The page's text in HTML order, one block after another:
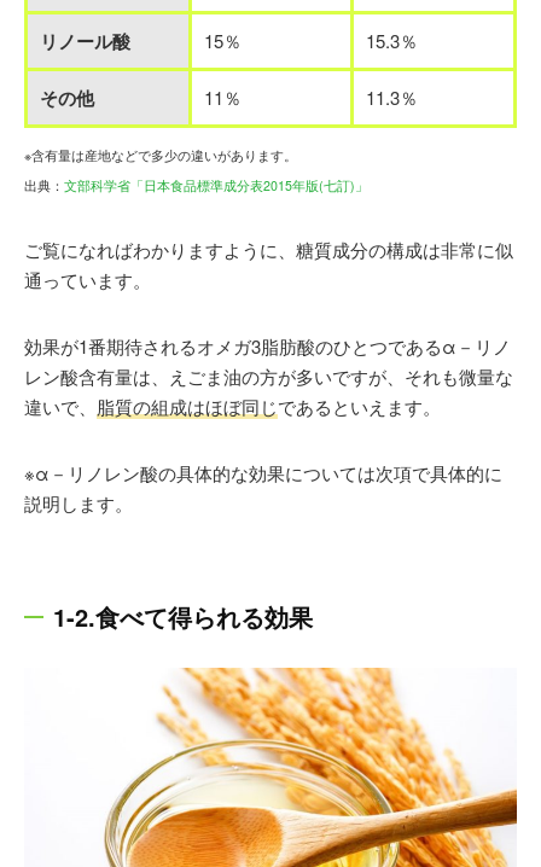
リノール酸 15％ 15.3％
その他 11％ 11.3％
※含有量は産地などで多少の違いがあります。
出典： 文部科学省「日本食品標準成分表2015年版(七訂)」
ご覧になればわかりますように、糖質成分の構成は非常に似
通っています。
効果が1番期待されるオメガ3脂肪酸のひとつであるα－リノ
レン酸含有量は、えごま油の方が多いですが、それも微量な
違いで、 脂質の組成はほぼ同じであるといえます。
※α－リノレン酸の具体的な効果については次項で具体的に
説明します。
1-2.食べて得られる効果